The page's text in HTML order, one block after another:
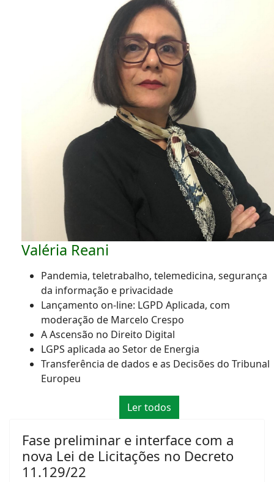
Valéria Reani
Pandemia, teletrabalho, telemedicina, segurança
da informação e privacidade
Lançamento on-line: LGPD Aplicada, com
moderação de Marcelo Crespo
A Ascensão no Direito Digital
LGPS aplicada ao Setor de Energia
Transferência de dados e as Decisões do Tribunal
Europeu
Ler todos
Fase preliminar e interface com a
nova Lei de Licitações no Decreto
11.129/22